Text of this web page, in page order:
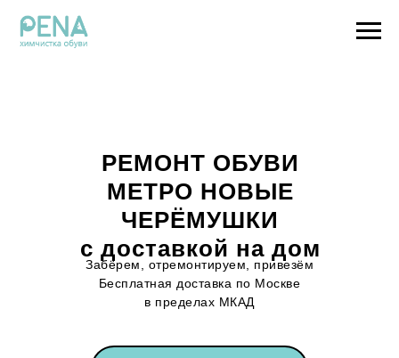
РЕМОНТ ОБУВИ
МЕТРО НОВЫЕ
ЧЕРЁМУШКИ
с доставкой на дом
Забёрем, отремонтируем, привезём
Бесплатная доставка по Москве
в пределах МКАД